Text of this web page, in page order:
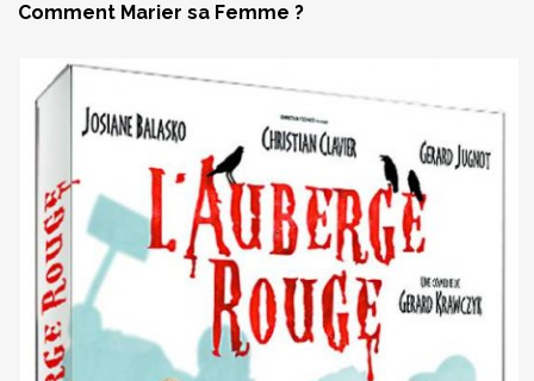
Comment Marier sa Femme ?